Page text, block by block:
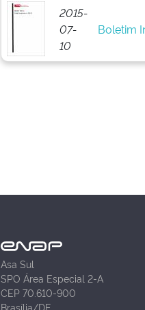
2015-
07-
10
Boletim
Asa Sul
SPO Área Especial 2-A
CEP 70.610-900
Brasília/DF